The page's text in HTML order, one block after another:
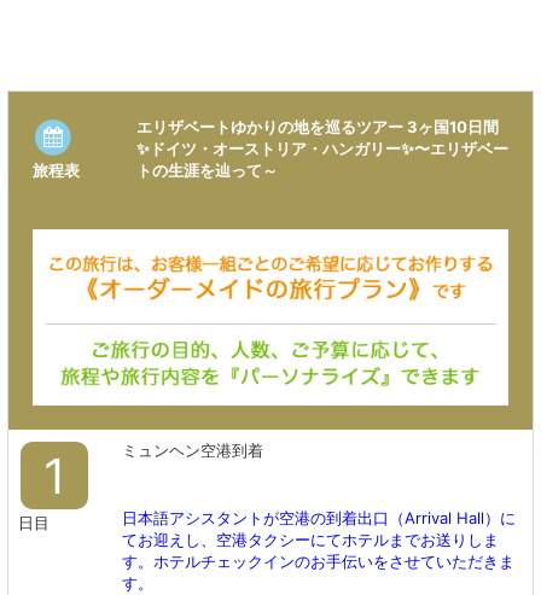
旅程表
エリザベートゆかりの地を巡るツアー 3ヶ国10日間
✨ドイツ・オーストリア・ハンガリー✨〜エリザベー
トの生涯を辿って～
1
日目
ミュンヘン空港到着
日本語アシスタントが空港の到着出口（Arrival Hall）に
てお迎えし、空港タクシーにてホテルまでお送りしま
す。ホテルチェックインのお手伝いをさせていただきま
す。